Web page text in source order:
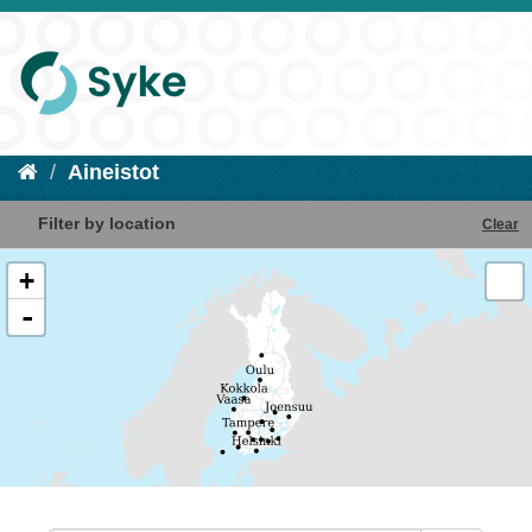
Aineistot
Filter by location Clear
+
-